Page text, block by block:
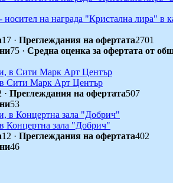
на награда "Кристална лира" в
17 · Преглеждания на офертата2701
75 · Средна оценка за офертата от
в Сити Марк Арт Център
· Преглеждания на офертата507
53
Концертна зала "Добрич"
12 · Преглеждания на офертата402
46